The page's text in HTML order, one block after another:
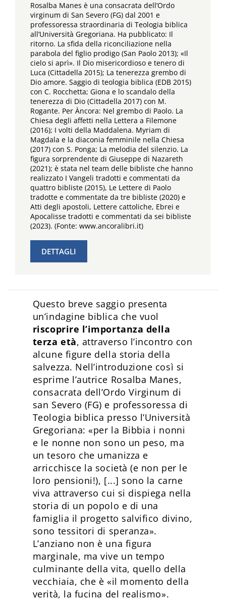
Rosalba Manes è una consacrata dell’Ordo
virginum di San Severo (FG) dal 2001 e
professoressa straordinaria di Teologia biblica
all’Università Gregoriana. Ha pubblicato: Il
ritorno. La sfida della riconciliazione nella
parabola del figlio prodigo (San Paolo 2013); «Il
cielo si aprì». Il Dio misericordioso e tenero di
Luca (Cittadella 2015); La tenerezza grembo di
Dio amore. Saggio di teologia biblica (EDB 2015)
con C. Rocchetta; Giona e lo scandalo della
tenerezza di Dio (Cittadella 2017) con M.
Rogante. Per Àncora: Nel grembo di Paolo. La
Chiesa degli affetti nella Lettera a Filemone
(2016); I volti della Maddalena. Myriam di
Magdala e la diaconia femminile nella Chiesa
(2017) con S. Ponga; La melodia del silenzio. La
figura sorprendente di Giuseppe di Nazareth
(2021); è stata nel team delle bibliste che hanno
realizzato I Vangeli tradotti e commentati da
quattro bibliste (2015), Le Lettere di Paolo
tradotte e commentate da tre bibliste (2020) e
Atti degli apostoli, Lettere cattoliche, Ebrei e
Apocalisse tradotti e commentati da sei bibliste
(2023). (Fonte: www.ancoralibri.it)
DETTAGLI
Questo breve saggio presenta
un’indagine biblica che vuol
riscoprire l’importanza della
terza età, attraverso l’incontro con
alcune figure della storia della
salvezza. Nell’introduzione così si
esprime l’autrice Rosalba Manes,
consacrata dell’Ordo Virginum di
san Severo (FG) e professoressa di
Teologia biblica presso l’Università
Gregoriana: «per la Bibbia i nonni
e le nonne non sono un peso, ma
un tesoro che umanizza e
arricchisce la società (e non per le
loro pensioni!), [...] sono la carne
viva attraverso cui si dispiega nella
storia di un popolo e di una
famiglia il progetto salvifico divino,
sono tessitori di speranza».
L’anziano non è una figura
marginale, ma vive un tempo
culminante della vita, quello della
vecchiaia, che è «il momento della
verità, la fucina del realismo».